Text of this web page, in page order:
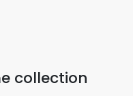
collection